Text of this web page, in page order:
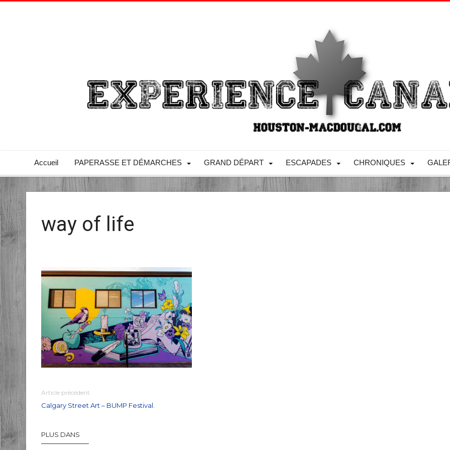
Accueil PAPERASSE ET DÉMARCHES GRAND DÉPART ESCAPADES CHRONIQUES
way of life
Article précédent
Calgary Street Art – BUMP Festival.
PLUS DANS